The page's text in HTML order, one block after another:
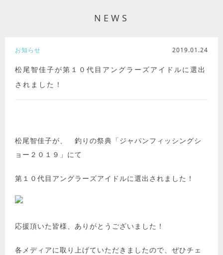
NEWS
松尾智佳子が第１０代目アングラーズアイドルに選出
されました！
お知らせ 2019.01.24
松尾智佳子が、 釣りの祭典「ジャパンフィッシングシ
ョー２０１９」にて
第１０代目アングラーズアイドルに選出されました！
応援頂いた皆様、ありがとうございました！
各メディアに取り上げていただきましたので、ぜひチェ